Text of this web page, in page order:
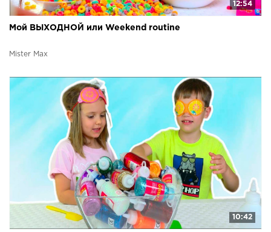
12:54
Мой ВЫХОДНОЙ или Weekend routine
Mister Max
10:42